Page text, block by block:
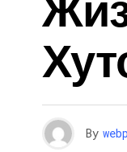
By